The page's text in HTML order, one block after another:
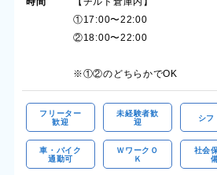
①17:00〜22:00
②18:00〜22:00
※①②のどちらかでOK
フリーター
歓迎
未経験者歓
迎
シフ
車・バイク
通勤可
ＷワークＯ
Ｋ
社会